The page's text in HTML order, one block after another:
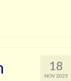
18
NOV 2025